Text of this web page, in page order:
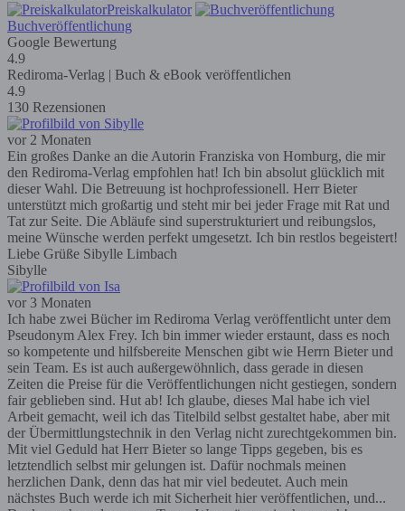
Preiskalkulator
Buchveröffentlichung
Google Bewertung
4.9
Rediroma-Verlag | Buch & eBook veröffentlichen
4.9
130 Rezensionen
vor 2 Monaten
Ein großes Danke an die Autorin Franziska von Homburg, die mir
den Rediroma-Verlag empfohlen hat! Ich bin absolut glücklich mit
dieser Wahl. Die Betreuung ist hochprofessionell. Herr Bieter
unterstützt mich großartig und steht mir bei jeder Frage mit Rat und
Tat zur Seite. Die Abläufe sind superstrukturiert und reibungslos,
meine Wünsche werden perfekt umgesetzt. Ich bin restlos begeistert!
Liebe Grüße Sibylle Limbach
Sibylle
vor 3 Monaten
Ich habe zwei Bücher im Rediroma Verlag veröffentlicht unter dem
Pseudonym Alex Frey. Ich bin immer wieder erstaunt, dass es noch
so kompetente und hilfsbereite Menschen gibt wie Herrn Bieter und
sein Team. Es ist auch außergewöhnlich, dass gerade in diesen
Zeiten die Preise für die Veröffentlichungen nicht gestiegen, sondern
fair geblieben sind. Hut ab! Ich glaube, dieses Mal habe ich viel
Arbeit gemacht, weil ich das Titelbild selbst gestaltet habe, aber mit
der Übermittlungstechnik in den Verlag nicht zurechtgekommen bin.
Mit viel Geduld hat Herr Bieter so lange Tipps gegeben, bis es
letztendlich selbst mir gelungen ist. Dafür nochmals meinen
herzlichen Dank, denn das hat mir viel bedeutet. Auch mein
nächstes Buch werde ich mit Sicherheit hier veröffentlichen, und...